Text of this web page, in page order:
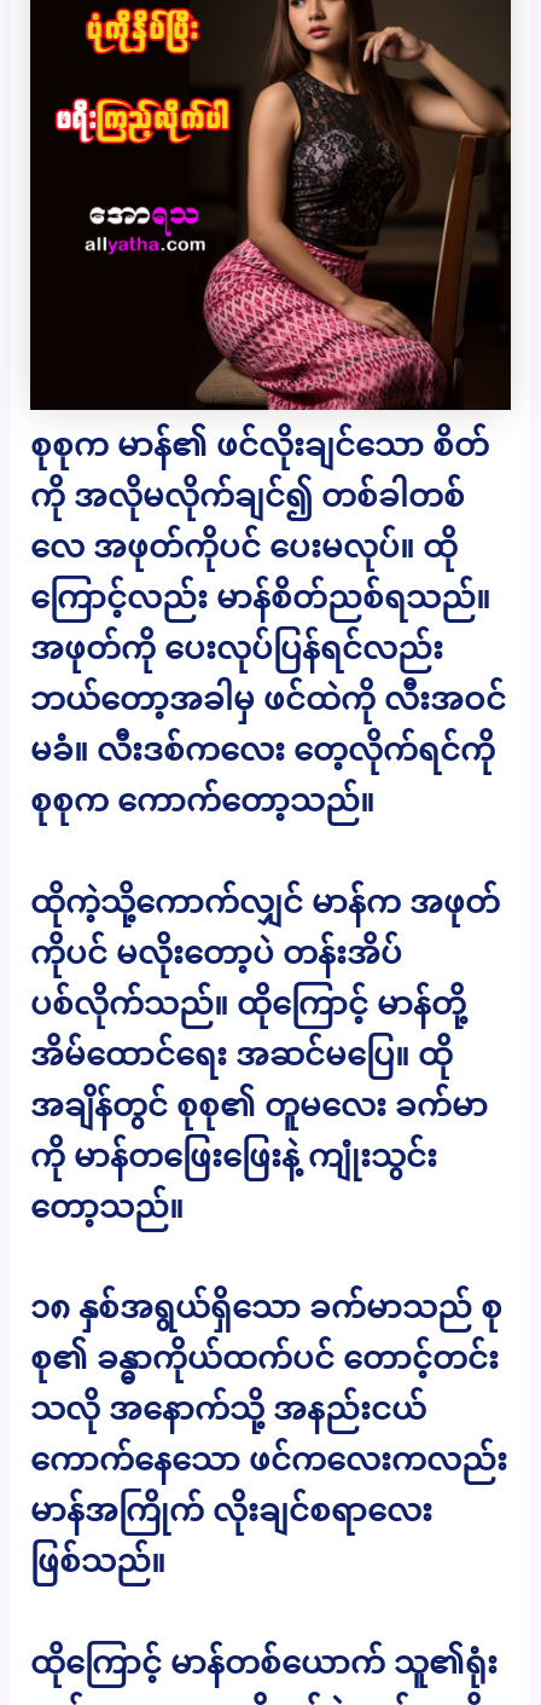
စုစုက မာန်၏ ဖင်လိုးချင်သော စိတ်
ကို အလိုမလိုက်ချင်၍ တစ်ခါတစ်
လေ အဖုတ်ကိုပင် ပေးမလုပ်။ ထို
ကြောင့်လည်း မာန်စိတ်ညစ်ရသည်။
အဖုတ်ကို ပေးလုပ်ပြန်ရင်လည်း
ဘယ်တော့အခါမှ ဖင်ထဲကို လီးအဝင်
မခံ။ လီးဒစ်ကလေး တေ့လိုက်ရင်ကို
စုစုက ကောက်တော့သည်။
ထိုကဲ့သို့ကောက်လျှင် မာန်က အဖုတ်
ကိုပင် မလိုးတော့ပဲ တန်းအိပ်
ပစ်လိုက်သည်။ ထိုကြောင့် မာန်တို့
အိမ်ထောင်ရေး အဆင်မပြေ။ ထို
အချိန်တွင် စုစု၏ တူမလေး ခက်မာ
ကို မာန်တဖြေးဖြေးနဲ့ ကျုံးသွင်း
တော့သည်။
၁၈ နှစ်အရွယ်ရှိသော ခက်မာသည် စု
စု၏ ခန္ဓာကိုယ်ထက်ပင် တောင့်တင်း
သလို အနောက်သို့ အနည်းငယ်
ကောက်နေသော ဖင်ကလေးကလည်း
မာန်အကြိုက် လိုးချင်စရာလေး
ဖြစ်သည်။
ထိုကြောင့် မာန်တစ်ယောက် သူ၏ရုံး